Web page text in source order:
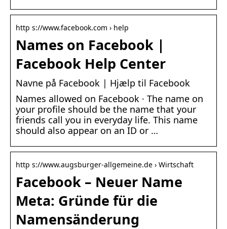
http s://www.facebook.com › help
Names on Facebook |
Facebook Help Center
Navne på Facebook | Hjælp til Facebook
Names allowed on Facebook · The name on
your profile should be the name that your
friends call you in everyday life. This name
should also appear on an ID or …
http s://www.augsburger-allgemeine.de › Wirtschaft
Facebook – Neuer Name
Meta: Gründe für die
Namensänderung